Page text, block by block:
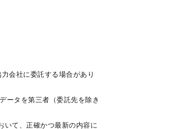
会社に委託する場合があり
ータを第三者（委託先を除き
て、正確かつ最新の内容に